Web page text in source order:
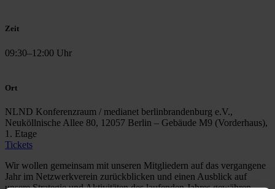
Zeit
09:30–12:00 Uhr
Ort
NLND Konferenzraum / medianet berlinbrandenburg e.V.,
Neuköllnische Allee 80, 12057 Berlin – Gebäude M9 (Vorderhaus),
1. Etage
Tickets
Wir wollen gemeinsam mit unseren Mitgliedern auf das vergangene
Jahr im Netzwerkverein zurückblicken und einen Ausblick auf